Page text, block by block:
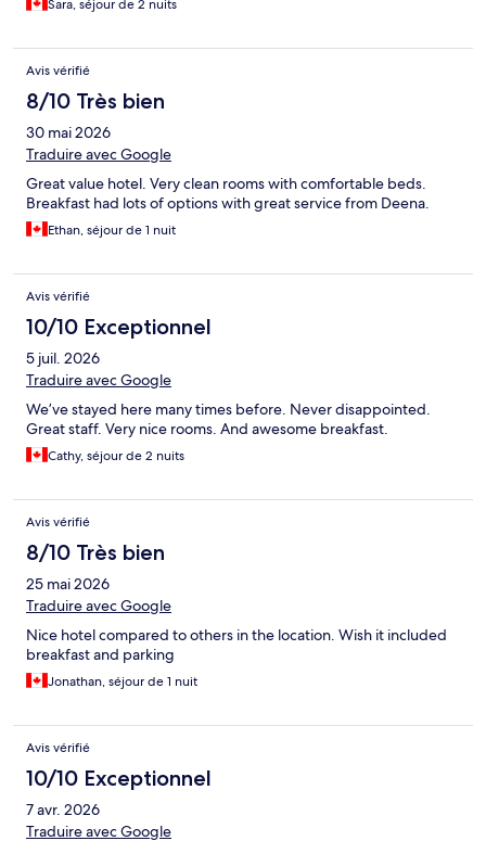
Sara, séjour de 2 nuits
Avis vérifié
8/10 Très bien
30 mai 2026
Traduire avec Google
Great value hotel. Very clean rooms with comfortable beds.
Breakfast had lots of options with great service from Deena.
Ethan, séjour de 1 nuit
Avis vérifié
10/10 Exceptionnel
5 juil. 2026
Traduire avec Google
We’ve stayed here many times before. Never disappointed.
Great staff. Very nice rooms. And awesome breakfast.
Cathy, séjour de 2 nuits
Avis vérifié
8/10 Très bien
25 mai 2026
Traduire avec Google
Nice hotel compared to others in the location. Wish it included
breakfast and parking
Jonathan, séjour de 1 nuit
Avis vérifié
10/10 Exceptionnel
7 avr. 2026
Traduire avec Google